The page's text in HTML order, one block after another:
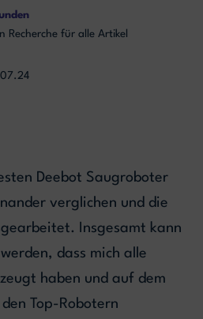
Recherche für alle Artikel
Deebot Saugroboter
verglichen und die
Insgesamt kann
dass mich alle
haben und auf dem
Top-Robotern